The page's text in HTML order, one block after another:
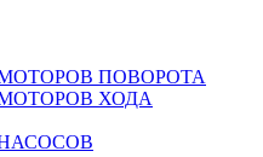
ПОВОРОТА
ХОДА